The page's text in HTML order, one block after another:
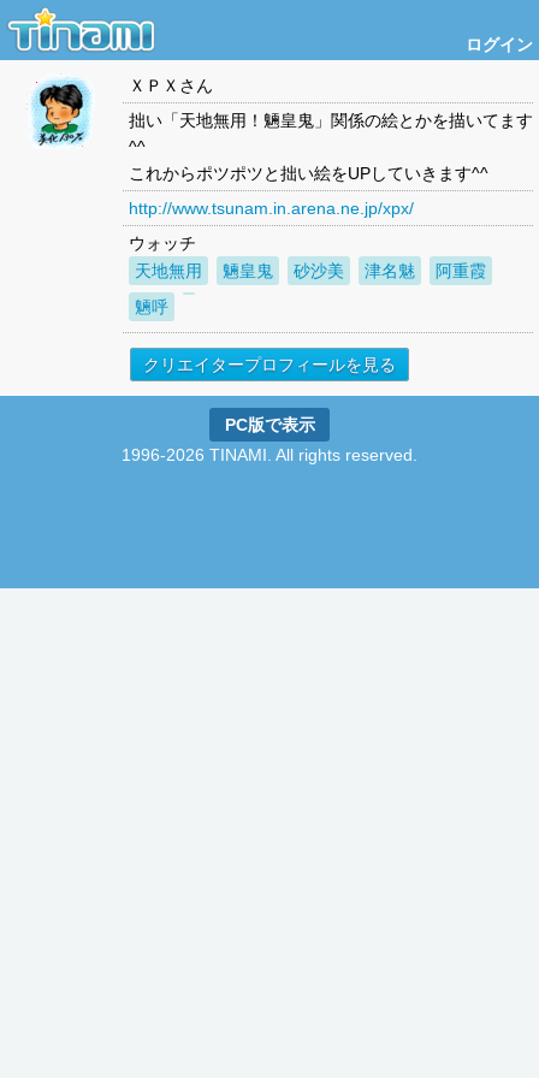
ログイン
ＸＰＸ さん
拙い「天地無用！魎皇鬼」関係の絵とかを描いてます
^^
これからポツポツと拙い絵をUPしていきます^^
http://www.tsunam.in.arena.ne.jp/xpx/
ウォッチ
天地無用
魎皇鬼 砂沙美 津名魅
阿重霞
魎呼
クリエイタープロフィールを見る
PC版で表示
1996-2026 TINAMI. All rights reserved.